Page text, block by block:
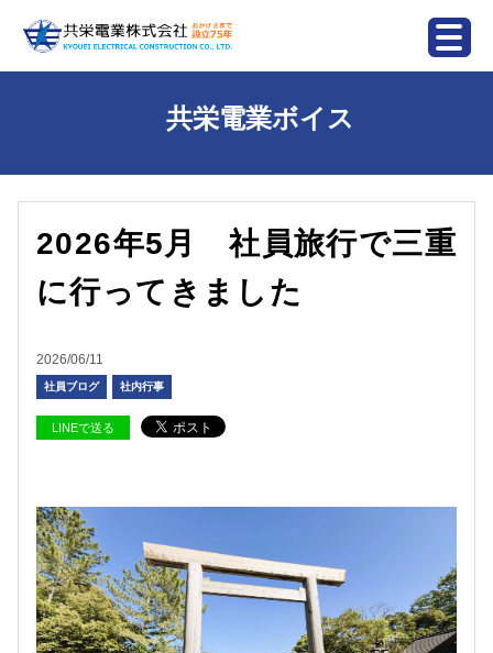
共栄電業ボイス
2026年5月 社員旅行で三重
に行ってきました
2026/06/11
社員ブログ 社内行事
LINEで送る